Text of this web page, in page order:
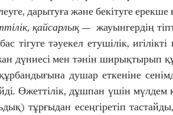
дарытуға және бекітуге
қайсарлық
— жауынгердің
тігуге тәуекел етушілік,
дүниесі мен тәнін ширықтырып
құрбандығына душар еткеніне
Өжеттілік, дұшпан үшін
тұрғыдан есеңгіретіп